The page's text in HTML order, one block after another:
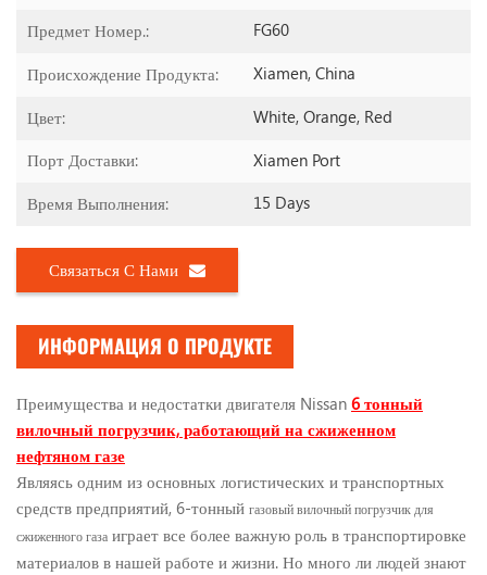
Предмет Номер.: FG60
Происхождение Продукта: Xiamen, China
Цвет: White, Orange, Red
Порт Доставки: Xiamen Port
Время Выполнения: 15 Days
Связаться С Нами
ИНФОРМАЦИЯ О ПРОДУКТЕ
Преимущества и недостатки двигателя Nissan 6 тонный
вилочный погрузчик, работающий на сжиженном
нефтяном газе
Являясь одним из основных логистических и транспортных
средств предприятий, 6-тонный газовый вилочный погрузчик для
сжиженного газа играет все более важную роль в транспортировке
материалов в нашей работе и жизни. Но много ли людей знают